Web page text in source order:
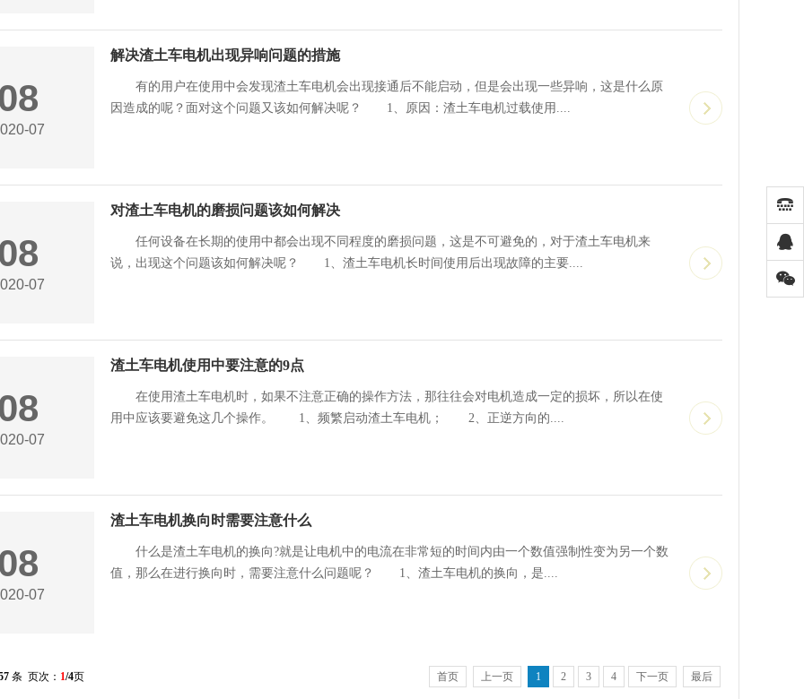
07
解决渣土车电机出现异响问题的措施
有的用户在使用中会发现渣土车电机会出现接通后不能启动，但是会出现一些异响，这是什么原
因造成的呢？面对这个问题又该如何解决呢？ 1、原因：渣土车电机过载使用....
07
对渣土车电机的磨损问题该如何解决
任何设备在长期的使用中都会出现不同程度的磨损问题，这是不可避免的，对于渣土车电机来
说，出现这个问题该如何解决呢？ 1、渣土车电机长时间使用后出现故障的主要....
07
渣土车电机使用中要注意的9点
在使用渣土车电机时，如果不注意正确的操作方法，那往往会对电机造成一定的损坏，所以在使
用中应该要避免这几个操作。 1、频繁启动渣土车电机； 2、正逆方向的....
07
渣土车电机换向时需要注意什么
什么是渣土车电机的换向?就是让电机中的电流在非常短的时间内由一个数值强制性变为另一个数
值，那么在进行换向时，需要注意什么问题呢？ 1、渣土车电机的换向，是....
条 页次： 1/4页 首页 上一页 1 2 3 4 下一页 最后